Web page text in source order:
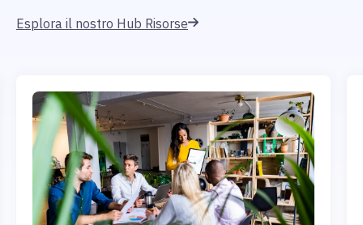
Esplora il nostro Hub Risorse